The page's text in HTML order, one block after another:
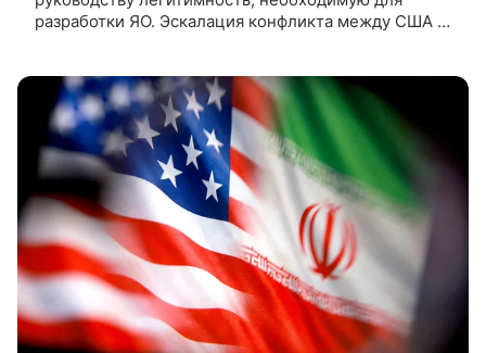
разработки ЯО. Эскалация конфликта между США и